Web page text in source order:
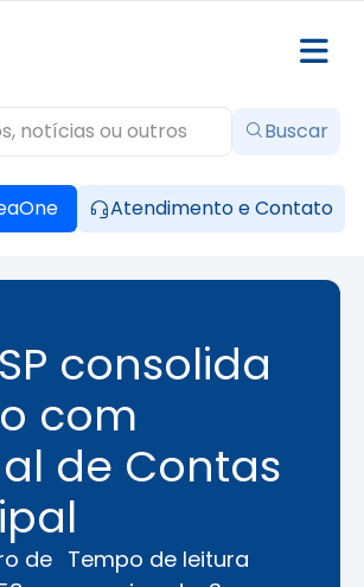
Atendimento e Contato
Buscar
consolida
com
de Contas
de Tempo de leitura